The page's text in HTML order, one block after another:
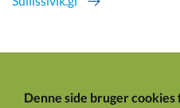
Denne side bruger cookies